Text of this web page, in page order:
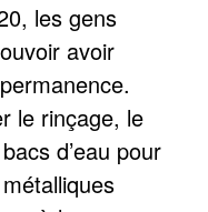
les gens
avoir
le rinçage, le
d’eau pour